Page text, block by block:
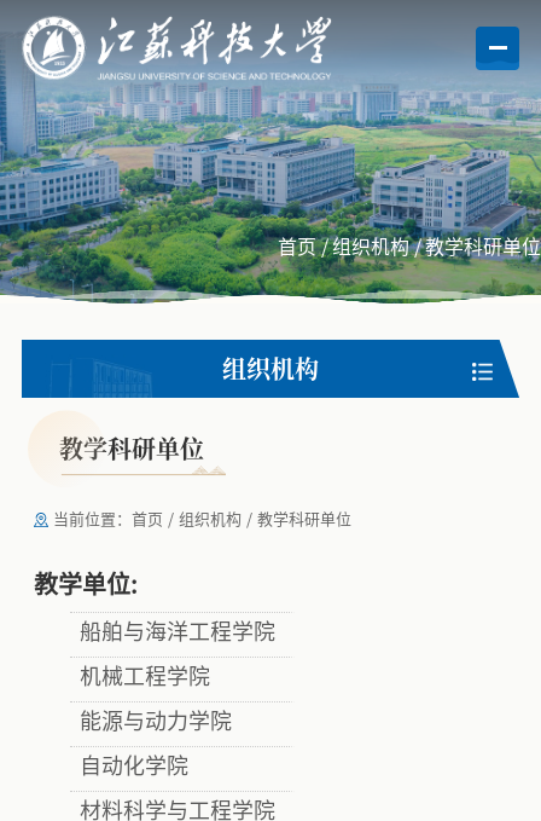
首页 / 组织机构 / 教学科研单位
组织机构
教学科研单位
当前位置：首页 / 组织机构 / 教学科研单位
教学单位:
船舶与海洋工程学院
机械工程学院
能源与动力学院
自动化学院
材料科学与工程学院